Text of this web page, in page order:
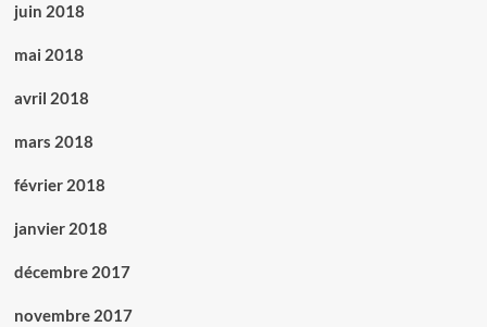
juin 2018
mai 2018
avril 2018
mars 2018
février 2018
janvier 2018
décembre 2017
novembre 2017